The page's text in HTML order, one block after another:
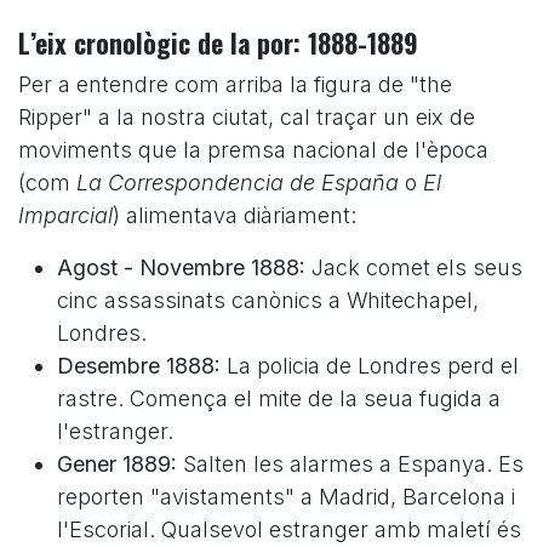
L’eix cronològic de la por: 1888-1889
Per a entendre com arriba la figura de "the
Ripper" a la nostra ciutat, cal traçar un eix de
moviments que la premsa nacional de l'època
(com La Correspondencia de España o El
Imparcial) alimentava diàriament:
Agost - Novembre 1888: Jack comet els seus
cinc assassinats canònics a Whitechapel,
Londres.
Desembre 1888: La policia de Londres perd el
rastre. Comença el mite de la seua fugida a
l'estranger.
Gener 1889: Salten les alarmes a Espanya. Es
reporten "avistaments" a Madrid, Barcelona i
l'Escorial. Qualsevol estranger amb maletí és